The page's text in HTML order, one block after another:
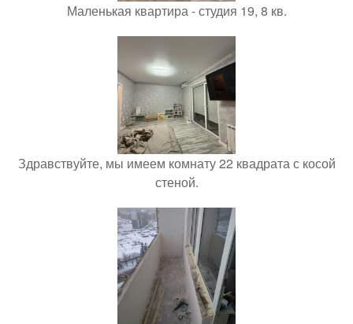
Маленькая квартира - студия 19, 8 кв.
Здравствуйте, мы имеем комнату 22 квадрата с косой
стеной.